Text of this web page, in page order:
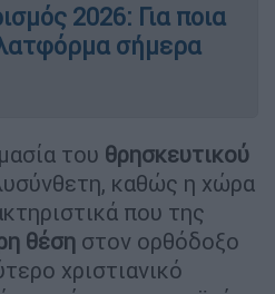
2026: Για ποια
σήμερα
του θρησκευτικού
καθώς η χώρα
που της
θέση στον ορθόδοξο
χριστιανικό